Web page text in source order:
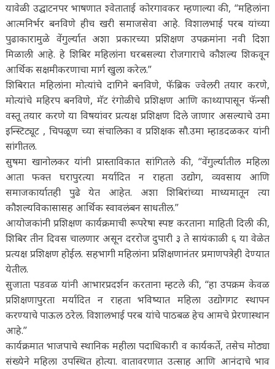
यावेळी उद्घाटनपर भाषणात श्वेताताई कोरगावकर म्हणाल्या की, “महिलांना
आत्मनिर्भर बनविणे हीच खरी समाजसेवा आहे. विशालभाई परब यांच्या
पुढाकारामुळे वेंगुर्ल्यात अशा प्रकारच्या प्रशिक्षण उपक्रमांना नवी दिशा
मिळाली आहे. हे शिबिर महिलांना घरबसल्या रोजगाराचे कौशल्य शिकवून
आर्थिक सक्षमीकरणाचा मार्ग खुला करेल.”
शिबिरात महिलांना मोत्यांचे दागिने बनविणे, फॅब्रिक ज्वेलरी तयार करणे,
मोत्यांचे महिरप बनविणे, मॅट रंगोळीचे प्रशिक्षण आणि काथ्यापासून फॅन्सी
वस्तू तयार करणे या विषयांवर प्रत्यक्ष प्रशिक्षण दिले जाणार असल्याचे उमा
इन्स्टिट्यूट , चिपळूण च्या संचालिका व प्रशिक्षक सौ.उमा म्हाडदळकर यांनी
सांगीतल.
सुषमा खानोलकर यांनी प्रास्ताविकात सांगितले की, “वेंगुर्ल्यातील महिला
आता फक्त घरापुरत्या मर्यादित न राहता उद्योग, व्यवसाय आणि
समाजकार्यातही पुढे येत आहेत. अशा शिबिरांच्या माध्यमातून त्या
कौशल्यविकासासह आर्थिक स्वावलंबन साधतील.”
आयोजकांनी प्रशिक्षण कार्यक्रमाची रूपरेषा स्पष्ट करताना माहिती दिली की,
शिबिर तीन दिवस चालणार असून दररोज दुपारी ३ ते सायंकाळी ६ या वेळेत
प्रत्यक्ष प्रशिक्षण होईल. सहभागी महिलांना प्रशिक्षणानंतर प्रमाणपत्रेही देण्यात
येतील.
सुजाता पडवळ यांनी आभारप्रदर्शन करताना म्हटले की, “हा उपक्रम केवळ
प्रशिक्षणापुरता मर्यादित न राहता भविष्यात महिला उद्योगगट स्थापन
करण्याचे पाऊल ठरेल. विशालभाई परब यांचे पाठबळ हेच आमचे प्रेरणास्थान
आहे.”
कार्यक्रमात भाजपाचे स्थानिक महीला पदाधिकारी व कार्यकर्ते, तसेच मोठ्या
संख्येने महिला उपस्थित होत्या. वातावरणात उत्साह आणि आनंदाचे भाव